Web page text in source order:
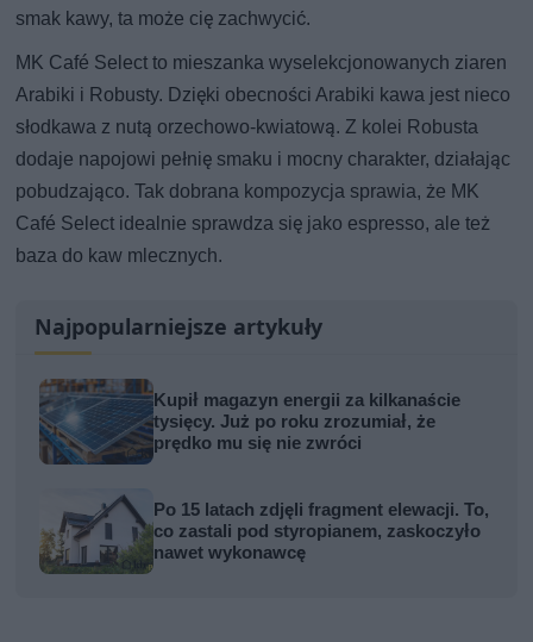
smak kawy, ta może cię zachwycić.
MK Café Select to mieszanka wyselekcjonowanych ziaren
Arabiki i Robusty. Dzięki obecności Arabiki kawa jest nieco
słodkawa z nutą orzechowo-kwiatową. Z kolei Robusta
dodaje napojowi pełnię smaku i mocny charakter, działając
pobudzająco. Tak dobrana kompozycja sprawia, że MK
Café Select idealnie sprawdza się jako espresso, ale też
baza do kaw mlecznych.
Najpopularniejsze artykuły
Kupił magazyn energii za kilkanaście
tysięcy. Już po roku zrozumiał, że
prędko mu się nie zwróci
Po 15 latach zdjęli fragment elewacji. To,
co zastali pod styropianem, zaskoczyło
nawet wykonawcę